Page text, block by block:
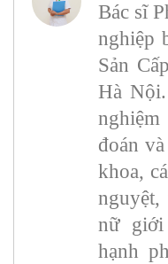
Bác sĩ
nghiệp
Sản
Hà
đoán
khoa,
nữ
hạnh